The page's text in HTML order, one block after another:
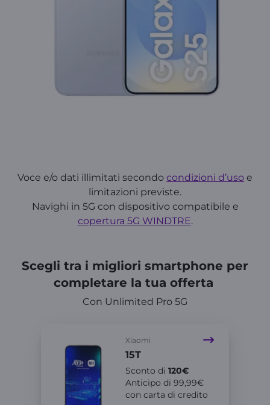
Voce e/o dati illimitati secondo condizioni d’uso e
limitazioni previste.
Navighi in 5G con dispositivo compatibile e
copertura 5G WINDTRE.
Scegli tra i migliori smartphone per
completare la tua offerta
Con Unlimited Pro 5G
Xiaomi
15T
Sconto di 120€
Anticipo di 99,99€
con carta di credito